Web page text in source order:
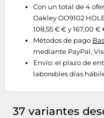
Con un total de 4
Oakley OO9102
108,55 € € y 167,00 €
Métodos de pago
mediante PayPal,
Envío: el plazo de
laborables días
37 variantes